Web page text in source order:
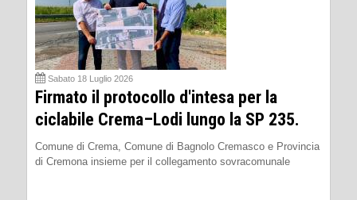
Sabato 18 Luglio 2026
Firmato il protocollo d'intesa per la
ciclabile Crema–Lodi lungo la SP 235.
Comune di Crema, Comune di Bagnolo Cremasco e Provincia
di Cremona insieme per il collegamento sovracomunale